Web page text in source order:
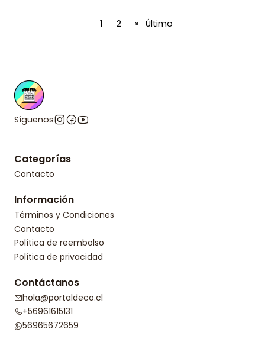
1 2 » Último
Síguenos
Categorías
Contacto
Información
Términos y Condiciones
Contacto
Política de reembolso
Política de privacidad
Contáctanos
hola@portaldeco.cl
+56961615131
56965672659